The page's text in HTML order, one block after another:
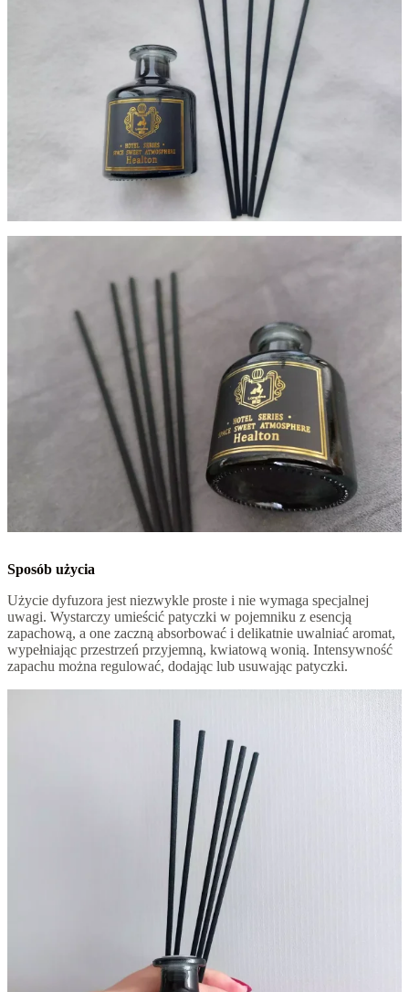
Sposób użycia
Użycie dyfuzora jest niezwykle proste i nie wymaga specjalnej
uwagi. Wystarczy umieścić patyczki w pojemniku z esencją
zapachową, a one zaczną absorbować i delikatnie uwalniać aromat,
wypełniając przestrzeń przyjemną, kwiatową wonią. Intensywność
zapachu można regulować, dodając lub usuwając patyczki.